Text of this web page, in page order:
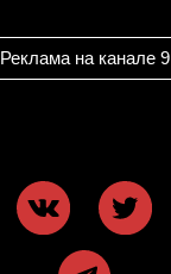
Реклама на канале 9